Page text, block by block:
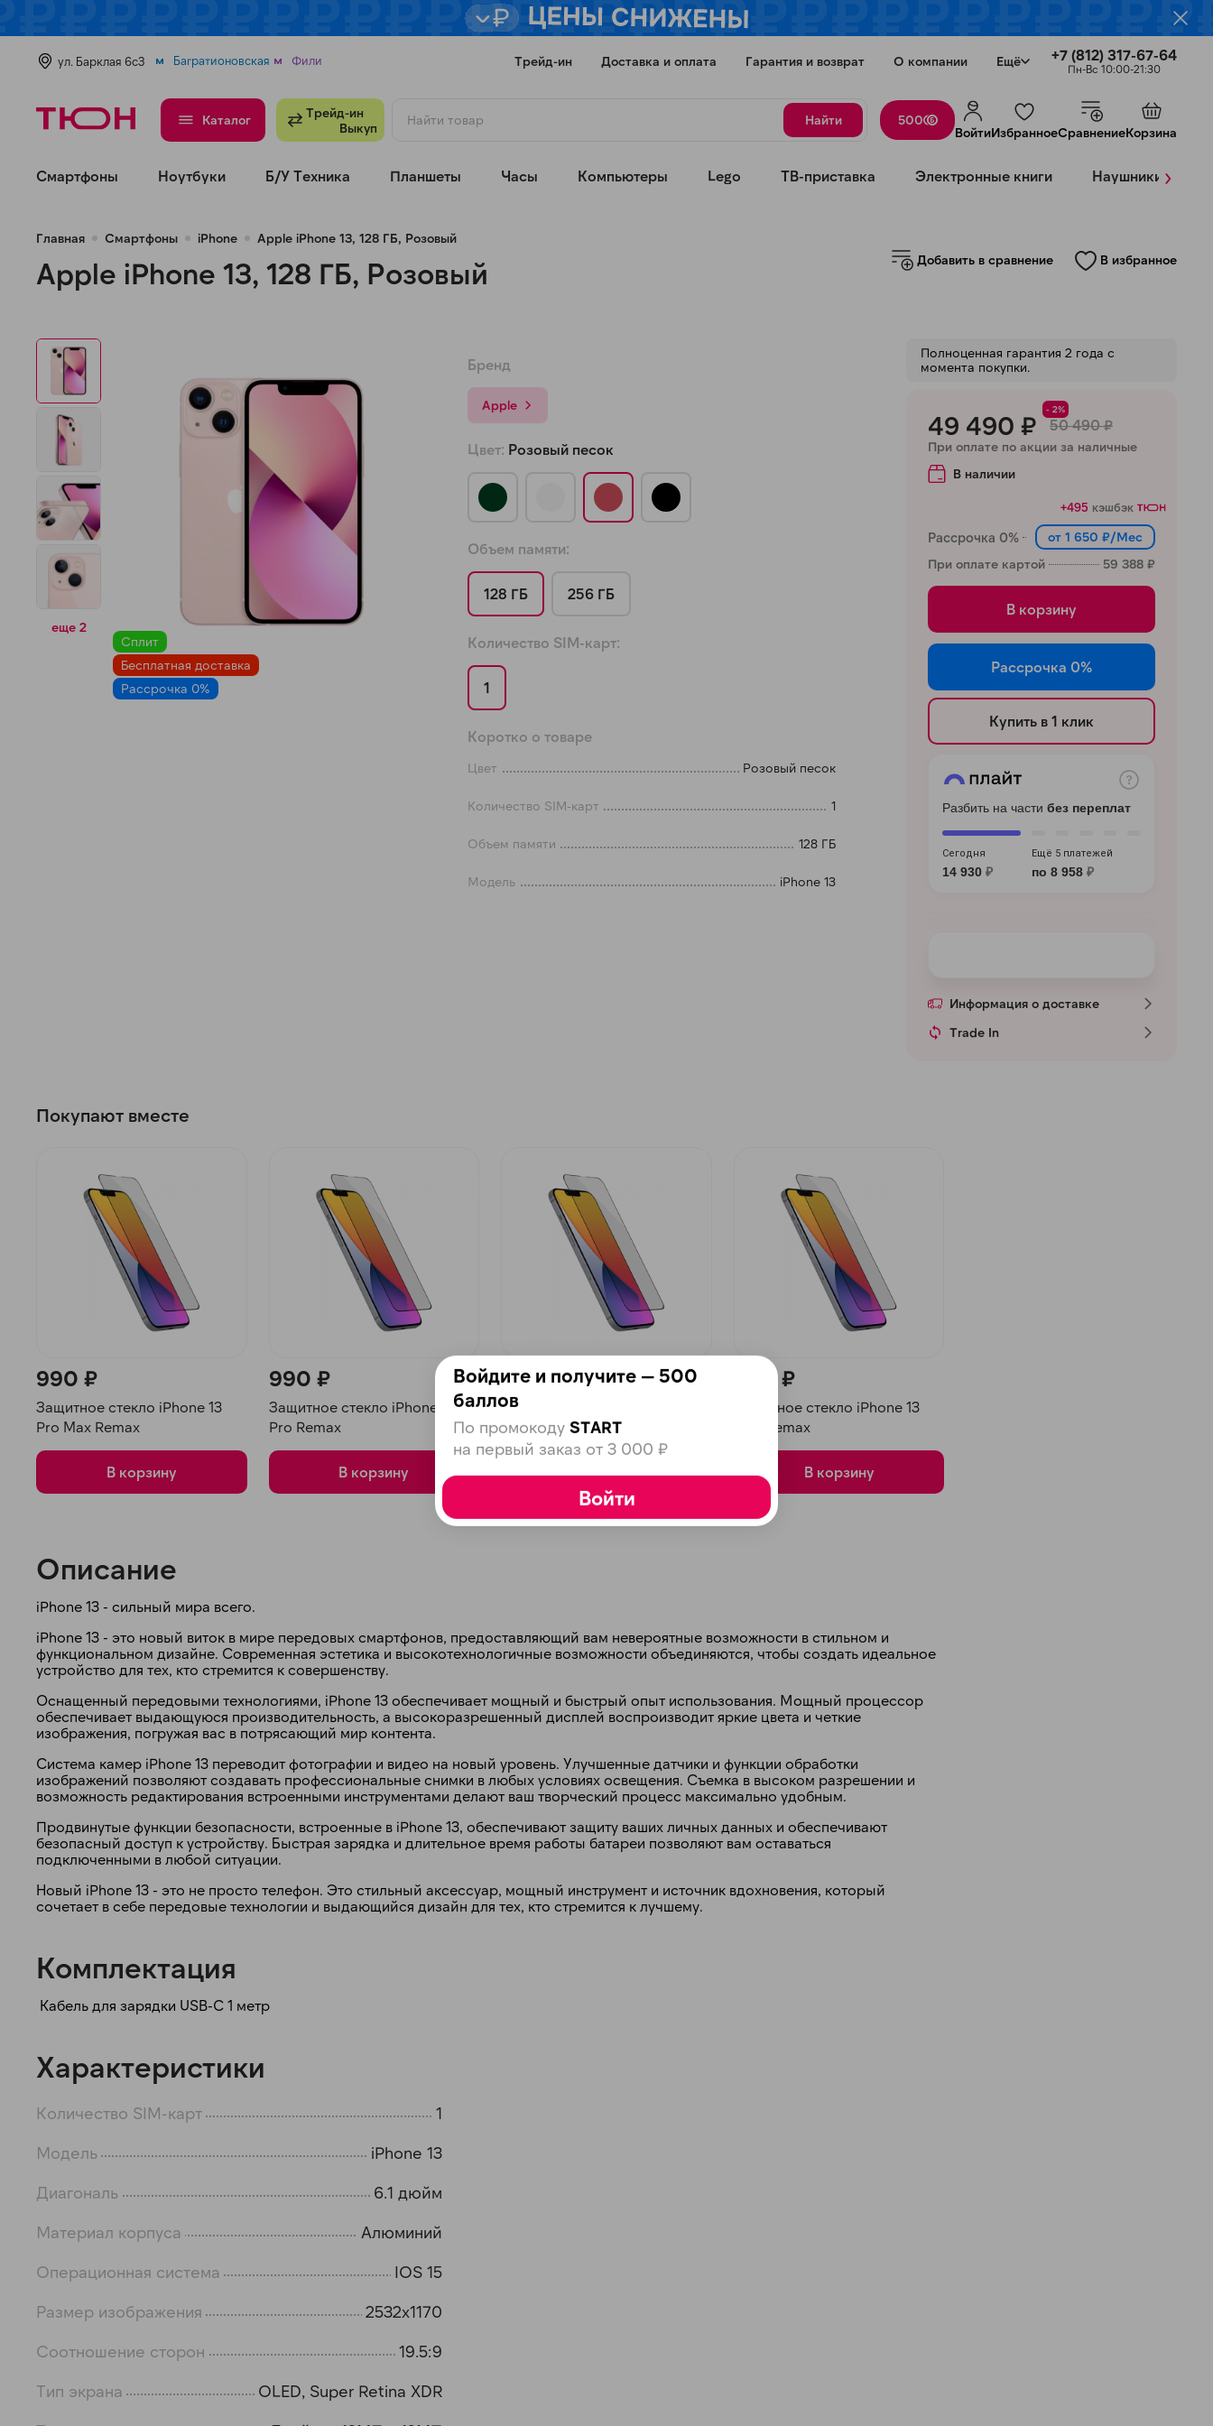
ул. Барклая 6с3 Багратионовская Фили Трейд-ин Доставка и оплата Гарантия и возврат О компании Ещё +7 (812) 317-67-64
Пн-Вс 10:00-21:30
Каталог
Трейд-ин
Выкуп
Найти
500
ВойтиИзбранноеСравнениеКорзина
Смартфоны Ноутбуки Б/У Техника Планшеты Часы Компьютеры Lego ТВ-приставка Электронные книги Наушники ›
Главная Смартфоны iPhone Apple iPhone 13, 128 ГБ, Розовый
Apple iPhone 13, 128 ГБ, Розовый Добавить в сравнение В избранное
еще 2
Сплит
Бесплатная доставка
Рассрочка 0%
Бренд
Apple
Цвет: Розовый песок
Объем памяти:
128 ГБ 256 ГБ
Количество SIM-карт:
1
Коротко о товаре
Цвет Розовый песок
Количество SIM-карт 1
Объем памяти 128 ГБ
Модель iPhone 13
Полноценная гарантия 2 года с
момента покупки.
49 490 ₽
- 2%
50 490 ₽
При оплате по акции за наличные
В наличии
+495 кэшбэк
Рассрочка 0%
от 1 650 ₽/Мес
При оплате картой
59 388 ₽
В корзину
Рассрочка 0%
Купить в 1 клик
Разбить на части без переплат
Сегодня
14 930 ₽
Ещё 5 платежей
по 8 958 ₽
Информация о доставке
Trade In
Покупают вместе
990 ₽
Защитное стекло iPhone 13
Pro Max Remax
В корзину
990 ₽
Защитное стекло iPhone 13
Pro Remax
В корзину
990 ₽
Защитное стекло iPhone 13
Remax
В корзину
990 ₽
Защитное стекло iPhone 13
Mini Remax
В корзину
Описание
iPhone 13 - сильный мира всего.
iPhone 13 - это новый виток в мире передовых смартфонов, предоставляющий вам невероятные возможности в стильном и
функциональном дизайне. Современная эстетика и высокотехнологичные возможности объединяются, чтобы создать идеальное
устройство для тех, кто стремится к совершенству.
Оснащенный передовыми технологиями, iPhone 13 обеспечивает мощный и быстрый опыт использования. Мощный процессор
обеспечивает выдающуюся производительность, а высокоразрешенный дисплей воспроизводит яркие цвета и четкие
изображения, погружая вас в потрясающий мир контента.
Система камер iPhone 13 переводит фотографии и видео на новый уровень. Улучшенные датчики и функции обработки
изображений позволяют создавать профессиональные снимки в любых условиях освещения. Съемка в высоком разрешении и
возможность редактирования встроенными инструментами делают ваш творческий процесс максимально удобным.
Продвинутые функции безопасности, встроенные в iPhone 13, обеспечивают защиту ваших личных данных и обеспечивают
безопасный доступ к устройству. Быстрая зарядка и длительное время работы батареи позволяют вам оставаться
подключенными в любой ситуации.
Новый iPhone 13 - это не просто телефон. Это стильный аксессуар, мощный инструмент и источник вдохновения, который
сочетает в себе передовые технологии и выдающийся дизайн для тех, кто стремится к лучшему.
Комплектация
Кабель для зарядки USB-C 1 метр
Характеристики
Количество SIM-карт
1
Модель
iPhone 13
Диагональ
6.1 дюйм
Материал корпуса
Алюминий
Операционная система
IOS 15
Размер изображения
2532x1170
Соотношение сторон
19.5:9
Тип экрана
OLED, Super Retina XDR
Разбейтеоплату
на частибез переплат
График платежей
Добавляйте товары
% картой любого банка
Получайте товарвыбранный способом
раз в 2 недели
Остались вопросы?
8 800 302-02-51
plait.ru
Войдите и получите — 500
баллов
По промокоду START
на первый заказ от 3 000 ₽
Войти